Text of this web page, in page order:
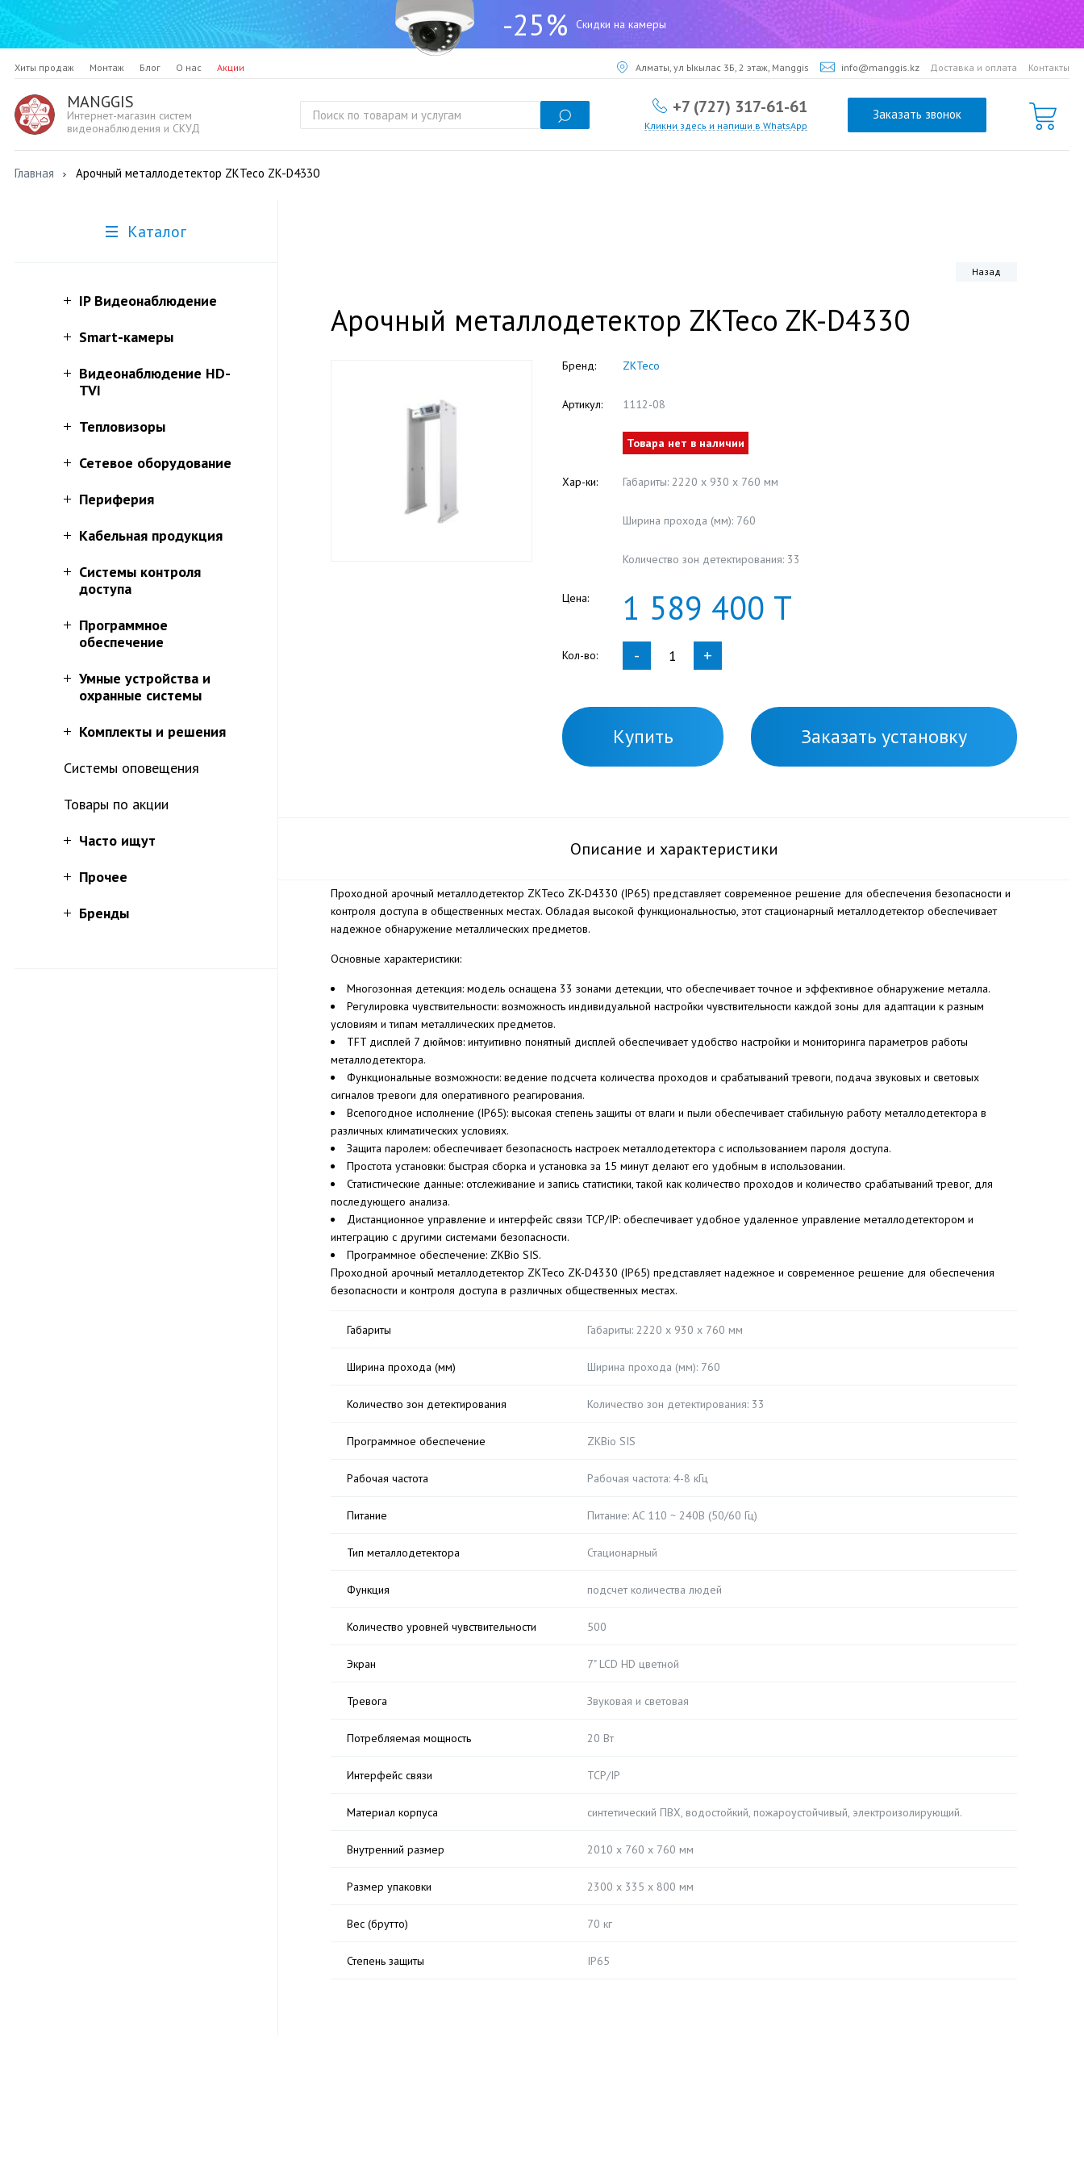
-25% Скидки на камеры
Хиты продаж Монтаж Блог О нас Акции Алматы, ул Ыкылас 3Б, 2 этаж, Manggis info@manggis.kz Доставка и оплата Контакты
MANGGIS
Интернет-магазин систем
видеонаблюдения и СКУД
+7 (727) 317-61-61
Кликни здесь и напиши в WhatsApp
Заказать звонок
Главная Арочный металлодетектор ZKTeco ZK-D4330
Каталог
IP Видеонаблюдение
Smart-камеры
Видеонаблюдение HD-
TVI
Тепловизоры
Сетевое оборудование
Периферия
Кабельная продукция
Системы контроля
доступа
Программное
обеспечение
Умные устройства и
охранные системы
Комплекты и решения
Системы оповещения
Товары по акции
Часто ищут
Прочее
Бренды
Назад
Арочный металлодетектор ZKTeco ZK-D4330
Бренд: ZKTeco
Артикул: 1112-08
Товара нет в наличии
Хар-ки: Габариты: 2220 x 930 x 760 мм
Ширина прохода (мм): 760
Количество зон детектирования: 33
Цена: 1 589 400 Т
Кол-во: - +
Купить Заказать установку
Описание и характеристики
Проходной арочный металлодетектор ZKTeco ZK-D4330 (IP65) представляет современное решение для обеспечения безопасности и
контроля доступа в общественных местах. Обладая высокой функциональностью, этот стационарный металлодетектор обеспечивает
надежное обнаружение металлических предметов.
Основные характеристики:
Многозонная детекция: модель оснащена 33 зонами детекции, что обеспечивает точное и эффективное обнаружение металла.
Регулировка чувствительности: возможность индивидуальной настройки чувствительности каждой зоны для адаптации к разным
условиям и типам металлических предметов.
TFT дисплей 7 дюймов: интуитивно понятный дисплей обеспечивает удобство настройки и мониторинга параметров работы
металлодетектора.
Функциональные возможности: ведение подсчета количества проходов и срабатываний тревоги, подача звуковых и световых
сигналов тревоги для оперативного реагирования.
Всепогодное исполнение (IP65): высокая степень защиты от влаги и пыли обеспечивает стабильную работу металлодетектора в
различных климатических условиях.
Защита паролем: обеспечивает безопасность настроек металлодетектора с использованием пароля доступа.
Простота установки: быстрая сборка и установка за 15 минут делают его удобным в использовании.
Статистические данные: отслеживание и запись статистики, такой как количество проходов и количество срабатываний тревог, для
последующего анализа.
Дистанционное управление и интерфейс связи TCP/IP: обеспечивает удобное удаленное управление металлодетектором и
интеграцию с другими системами безопасности.
Программное обеспечение: ZKBio SIS.
Проходной арочный металлодетектор ZKTeco ZK-D4330 (IP65) представляет надежное и современное решение для обеспечения
безопасности и контроля доступа в различных общественных местах.
Габариты Габариты: 2220 x 930 x 760 мм
Ширина прохода (мм) Ширина прохода (мм): 760
Количество зон детектирования Количество зон детектирования: 33
Программное обеспечение ZKBio SIS
Рабочая частота Рабочая частота: 4-8 кГц
Питание Питание: AC 110 ~ 240В (50/60 Гц)
Тип металлодетектора Стационарный
Функция подсчет количества людей
Количество уровней чувствительности 500
Экран 7" LCD HD цветной
Тревога Звуковая и световая
Потребляемая мощность 20 Вт
Интерфейс связи TCP/IP
Материал корпуса синтетический ПВХ, водостойкий, пожароустойчивый, электроизолирующий.
Внутренний размер 2010 x 760 x 760 мм
Размер упаковки 2300 x 335 x 800 мм
Вес (брутто) 70 кг
Степень защиты IP65